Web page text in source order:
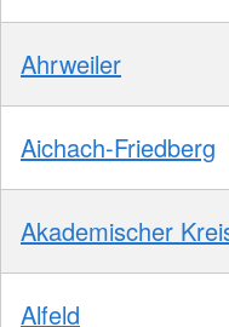
Ahrweiler
Aichach-Friedberg
Akademischer
Alfeld